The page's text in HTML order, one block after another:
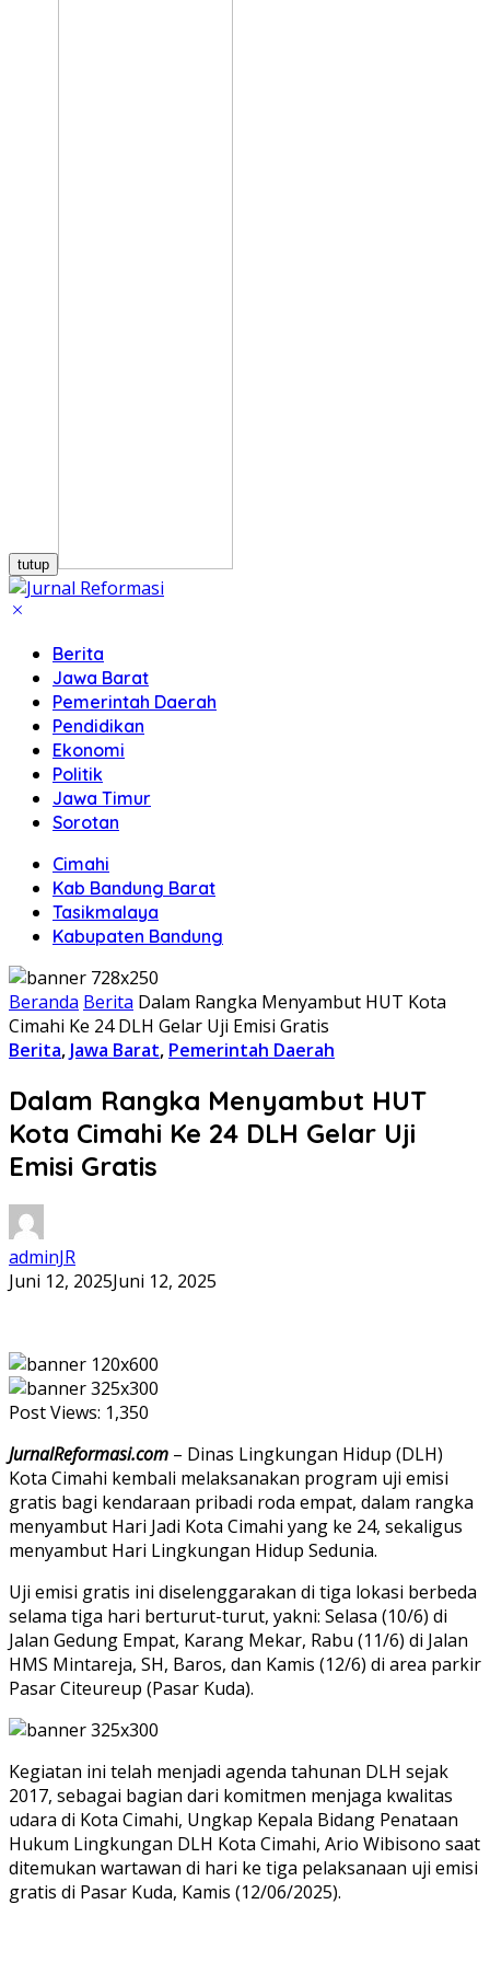
tutup
Berita
Jawa Barat
Pemerintah Daerah
Pendidikan
Ekonomi
Politik
Jawa Timur
Sorotan
Cimahi
Kab Bandung Barat
Tasikmalaya
Kabupaten Bandung
Beranda Berita Dalam Rangka Menyambut HUT Kota
Cimahi Ke 24 DLH Gelar Uji Emisi Gratis
Berita, Jawa Barat, Pemerintah Daerah
Dalam Rangka Menyambut HUT
Kota Cimahi Ke 24 DLH Gelar Uji
Emisi Gratis
adminJR
Juni 12, 2025Juni 12, 2025
Post Views: 1,350
JurnalReformasi.com – Dinas Lingkungan Hidup (DLH)
Kota Cimahi kembali melaksanakan program uji emisi
gratis bagi kendaraan pribadi roda empat, dalam rangka
menyambut Hari Jadi Kota Cimahi yang ke 24, sekaligus
menyambut Hari Lingkungan Hidup Sedunia.
Uji emisi gratis ini diselenggarakan di tiga lokasi berbeda
selama tiga hari berturut-turut, yakni: Selasa (10/6) di
Jalan Gedung Empat, Karang Mekar, Rabu (11/6) di Jalan
HMS Mintareja, SH, Baros, dan Kamis (12/6) di area parkir
Pasar Citeureup (Pasar Kuda).
Kegiatan ini telah menjadi agenda tahunan DLH sejak
2017, sebagai bagian dari komitmen menjaga kwalitas
udara di Kota Cimahi, Ungkap Kepala Bidang Penataan
Hukum Lingkungan DLH Kota Cimahi, Ario Wibisono saat
ditemukan wartawan di hari ke tiga pelaksanaan uji emisi
gratis di Pasar Kuda, Kamis (12/06/2025).